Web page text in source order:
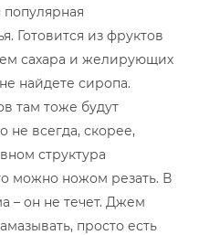
Готовится из фруктов
сахара и желирующих
найдете сиропа.
там тоже будут
не всегда, скорее,
структура
можно ножом резать. В
– он не течет. Джем
просто есть